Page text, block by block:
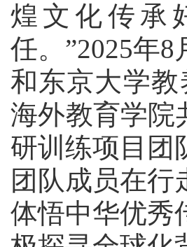
煌文化传承
任。”2025年8
和东京大学
海外教育学院
研训练项目 团
团队成员在
体悟中华优秀